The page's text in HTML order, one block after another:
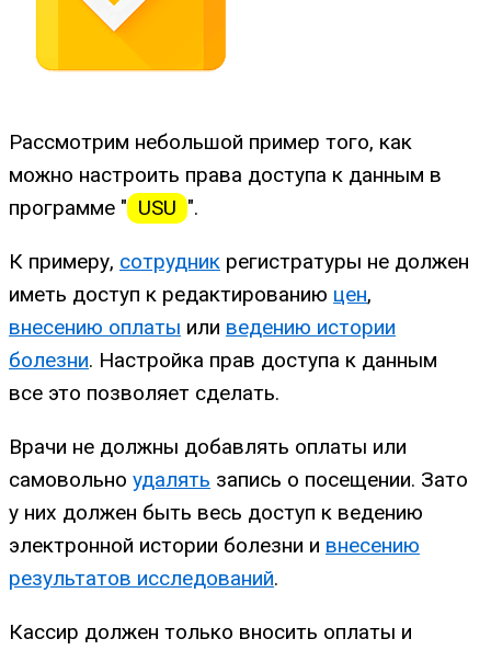
Рассмотрим небольшой пример того, как
можно настроить права доступа к данным в
программе " USU ".
К примеру, сотрудник регистратуры не должен
иметь доступ к редактированию цен,
внесению оплаты или ведению истории
болезни. Настройка прав доступа к данным
все это позволяет сделать.
Врачи не должны добавлять оплаты или
самовольно удалять запись о посещении. Зато
у них должен быть весь доступ к ведению
электронной истории болезни и внесению
результатов исследований.
Кассир должен только вносить оплаты и